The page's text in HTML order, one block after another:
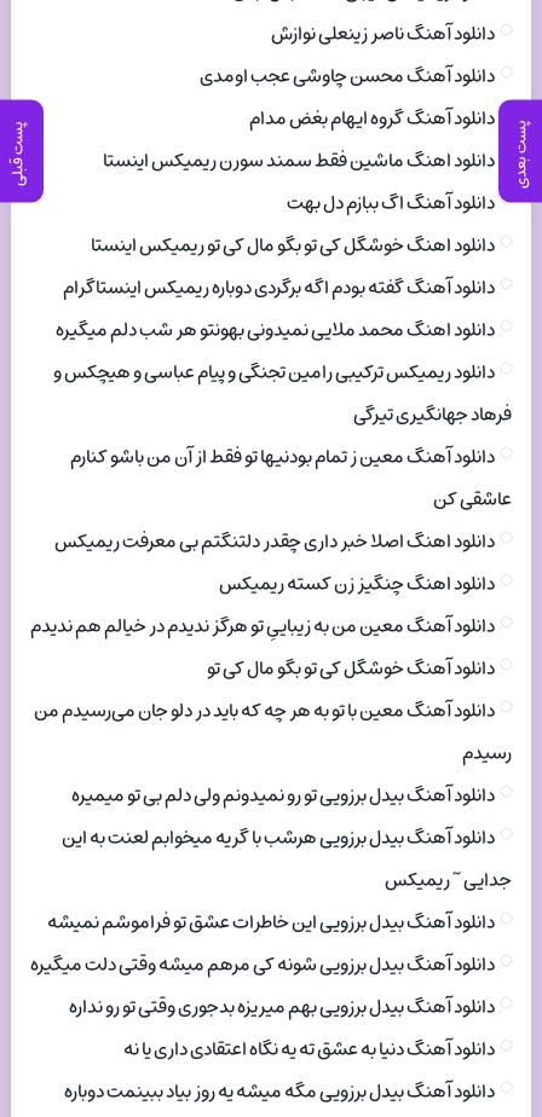
پست بعدی پست قبلی
دانلود آهنگ ناصر زینعلی نوازش
دانلود آهنگ محسن چاوشی عجب اومدی
دانلود آهنگ گروه ایهام بغض مدام
دانلود اهنگ ماشین فقط سمند سورن ریمیکس اینستا
دانلود آهنگ اگ ببازم دل بهت
دانلود اهنگ خوشگل کی تو بگو مال کی تو ریمیکس اینستا
دانلود آهنگ گفته بودم اگه برگردی دوباره ریمیکس اینستاگرام
دانلود اهنگ محمد ملایی نمیدونی بهونتو هر شب دلم میگیره
دانلود ریمیکس ترکیبی رامین تجنگی و پیام عباسی و هیچکس و
فرهاد جهانگیری تیرگی
دانلود آهنگ معین ز تمام بودنیها تو فقط از آن من باشو کنارم
عاشقی کن
دانلود اهنگ اصلا خبر داری چقدر دلتنگتم بی معرفت ریمیکس
دانلود اهنگ چنگیز زن کسته ریمیکس
دانلود آهنگ معین من به زیباییِ تو هرگز ندیدم در خیالم هم ندیدم
دانلود آهنگ خوشگل کی تو بگو مال کی تو
دانلود آهنگ معین با تو به هر چه که باید در دلو جان می‌رسیدم من
رسیدم
دانلود آهنگ بیدل برزویی تو رو نمیدونم ولی دلم بی تو میمیره
دانلود آهنگ بیدل برزویی هرشب با گریه میخوابم لعنت به این
جدایی ~ ریمیکس
دانلود آهنگ بیدل برزویی این خاطرات عشق تو فراموشم نمیشه
دانلود آهنگ بیدل برزویی شونه کی مرهم میشه وقتی دلت میگیره
دانلود آهنگ بیدل برزویی بهم میریزه بدجوری وقتی تو رو نداره
دانلود آهنگ دنیا به عشق ته یه نگاه اعتقادی داری یا نه
دانلود آهنگ بیدل برزویی مگه میشه یه روز بیاد ببینمت دوباره